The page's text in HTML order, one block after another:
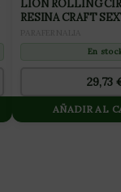
LION ROLLING
RESINA CRAFT
En
29,73
AÑADIR AL